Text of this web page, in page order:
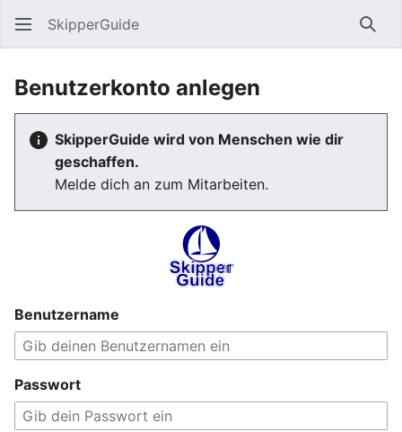
SkipperGuide
Benutzerkonto anlegen
SkipperGuide wird von Menschen wie dir
geschaffen.
Melde dich an zum Mitarbeiten.
Benutzername
Passwort